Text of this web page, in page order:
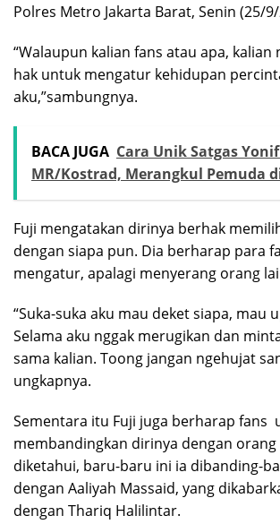
Polres Metro Jakarta Barat, Senin (25/
“Walaupun kalian fans atau apa, kalian
hak untuk mengatur kehidupan
aku,”sambungnya.
BACA JUGA Cara Unik Satgas
MR/Kostrad, Merangkul Pemuda
Fuji mengatakan dirinya berhak
dengan siapa pun. Dia berharap para
mengatur, apalagi menyerang orang
“Suka-suka aku mau deket siapa, mau
Selama aku nggak merugikan dan
sama kalian. Toong jangan ngehujat
ungkapnya.
Sementara itu Fuji juga berharap fans
membandingkan dirinya dengan orang
diketahui, baru-baru ini ia dibanding-
dengan Aaliyah Massaid, yang
dengan Thariq Halilintar.